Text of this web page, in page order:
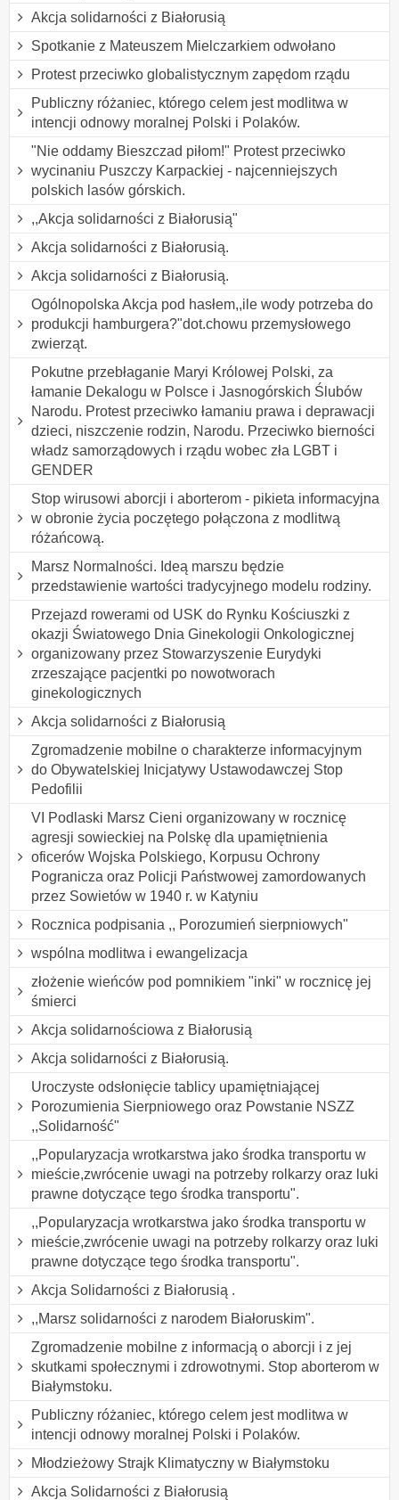
Akcja solidarności z Białorusią
Spotkanie z Mateuszem Mielczarkiem odwołano
Protest przeciwko globalistycznym zapędom rządu
Publiczny różaniec, którego celem jest modlitwa w
intencji odnowy moralnej Polski i Polaków.
"Nie oddamy Bieszczad piłom!" Protest przeciwko
wycinaniu Puszczy Karpackiej - najcenniejszych
polskich lasów górskich.
,,Akcja solidarności z Białorusią"
Akcja solidarności z Białorusią.
Akcja solidarności z Białorusią.
Ogólnopolska Akcja pod hasłem,,ile wody potrzeba do
produkcji hamburgera?"dot.chowu przemysłowego
zwierząt.
Pokutne przebłaganie Maryi Królowej Polski, za
łamanie Dekalogu w Polsce i Jasnogórskich Ślubów
Narodu. Protest przeciwko łamaniu prawa i deprawacji
dzieci, niszczenie rodzin, Narodu. Przeciwko bierności
władz samorządowych i rządu wobec zła LGBT i
GENDER
Stop wirusowi aborcji i aborterom - pikieta informacyjna
w obronie życia poczętego połączona z modlitwą
różańcową.
Marsz Normalności. Ideą marszu będzie
przedstawienie wartości tradycyjnego modelu rodziny.
Przejazd rowerami od USK do Rynku Kościuszki z
okazji Światowego Dnia Ginekologii Onkologicznej
organizowany przez Stowarzyszenie Eurydyki
zrzeszające pacjentki po nowotworach
ginekologicznych
Akcja solidarności z Białorusią
Zgromadzenie mobilne o charakterze informacyjnym
do Obywatelskiej Inicjatywy Ustawodawczej Stop
Pedofilii
VI Podlaski Marsz Cieni organizowany w rocznicę
agresji sowieckiej na Polskę dla upamiętnienia
oficerów Wojska Polskiego, Korpusu Ochrony
Pogranicza oraz Policji Państwowej zamordowanych
przez Sowietów w 1940 r. w Katyniu
Rocznica podpisania ,, Porozumień sierpniowych"
wspólna modlitwa i ewangelizacja
złożenie wieńców pod pomnikiem "inki" w rocznicę jej
śmierci
Akcja solidarnościowa z Białorusią
Akcja solidarności z Białorusią.
Uroczyste odsłonięcie tablicy upamiętniającej
Porozumienia Sierpniowego oraz Powstanie NSZZ
,,Solidarność"
,,Popularyzacja wrotkarstwa jako środka transportu w
mieście,zwrócenie uwagi na potrzeby rolkarzy oraz luki
prawne dotyczące tego środka transportu".
,,Popularyzacja wrotkarstwa jako środka transportu w
mieście,zwrócenie uwagi na potrzeby rolkarzy oraz luki
prawne dotyczące tego środka transportu".
Akcja Solidarności z Białorusią .
,,Marsz solidarności z narodem Białoruskim".
Zgromadzenie mobilne z informacją o aborcji i z jej
skutkami społecznymi i zdrowotnymi. Stop aborterom w
Białymstoku.
Publiczny różaniec, którego celem jest modlitwa w
intencji odnowy moralnej Polski i Polaków.
Młodzieżowy Strajk Klimatyczny w Białymstoku
Akcja Solidarności z Białorusią